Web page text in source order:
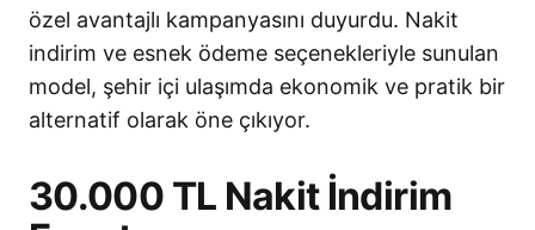
özel avantajlı kampanyasını duyurdu. Nakit
indirim ve esnek ödeme seçenekleriyle sunulan
model, şehir içi ulaşımda ekonomik ve pratik bir
alternatif olarak öne çıkıyor.
30.000 TL Nakit İndirim